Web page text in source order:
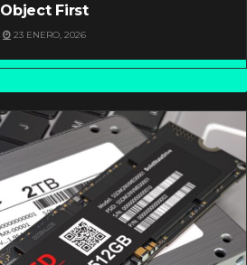
Object First
23 ENERO, 2026